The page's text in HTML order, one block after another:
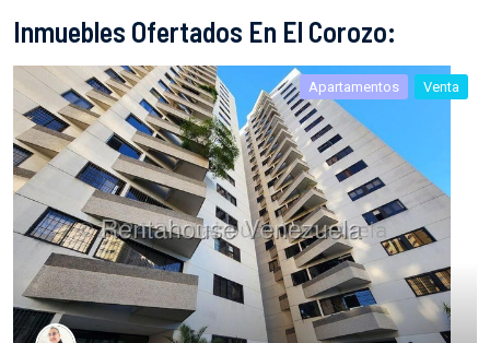
Inmuebles Ofertados En El Corozo:
Apartamentos Venta